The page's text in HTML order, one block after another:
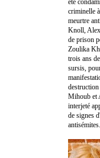
criminelle
meurtre
Knoll,
de prison
Zoulika
trois ans
sursis,
Mihoub et
interjeté
de signes
antisémites.